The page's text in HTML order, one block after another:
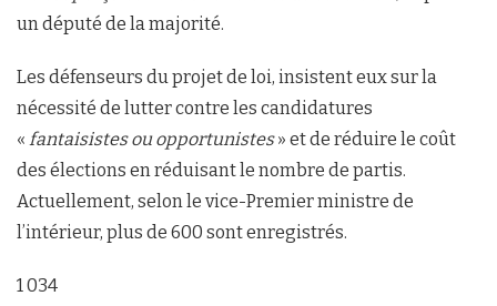
un député de la majorité.
Les défenseurs du projet de loi, insistent eux sur la
nécessité de lutter contre les candidatures
« fantaisistes ou opportunistes» et de réduire le coût
des élections en réduisant le nombre de partis.
Actuellement, selon le vice-Premier ministre de
l’intérieur, plus de 600 sont enregistrés.
1 034